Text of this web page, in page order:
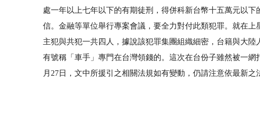
處一年以上七年以下的有期徒刑，得併科新台幣十五萬元
信。金融等單位舉行專案會議，要全力對付此類犯罪。就在
主犯與共犯一共四人，據說該犯罪集團組織細密，台籍與大
有號稱「車手」專門在台灣領錢的。這次在台份子雖然被一
月27日，文中所援引之相關法規如有變動，仍請注意依最新之